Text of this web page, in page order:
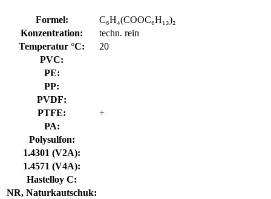
Formel:
C₆H₄(COOC₆H₁₃)₂
Konzentration:
techn. rein
Temperatur °C:
20
PVC:
PE:
PP:
PVDF:
PTFE:
+
PA:
Polysulfon:
1.4301 (V2A):
1.4571 (V4A):
Hastelloy C:
NR, Naturkautschuk: